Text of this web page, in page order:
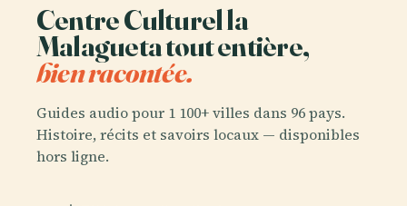
Centre Culturel la
Malagueta tout entière,
bien racontée.
Guides audio pour 1 100+ villes dans 96 pays.
Histoire, récits et savoirs locaux — disponibles
hors ligne.